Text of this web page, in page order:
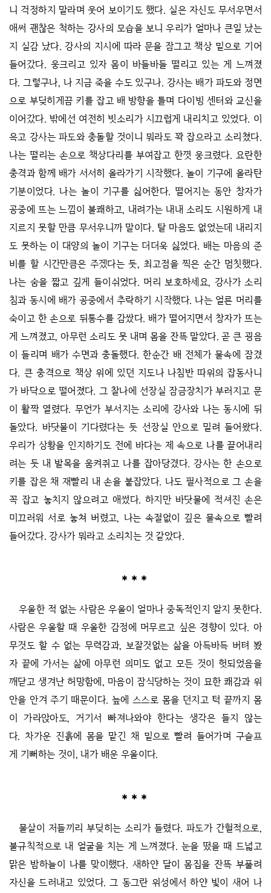
니 걱정하지 말라며 웃어 보이기도 했다. 실은 자신도 무서우면서
애써 괜찮은 척하는 강사의 모습을 보니 우리가 얼마나 큰일 났는
지 실감 났다. 강사의 지시에 따라 문을 잠그고 책상 밑으로 기어
들어갔다. 웅크리고 있자 몸이 바들바들 떨리고 있는 게 느껴졌
다. 그렇구나, 나 지금 죽을 수도 있구나. 강사는 배가 파도와 정면
으로 부딪히게끔 키를 잡고 배 방향을 틀며 다이빙 센터와 교신을
이어갔다. 밖에선 여전히 빗소리가 시끄럽게 내리치고 있었다. 이
윽고 강사는 파도와 충돌할 것이니 뭐라도 꽉 잡으라고 소리쳤다.
나는 떨리는 손으로 책상다리를 부여잡고 한껏 웅크렸다. 요란한
충격과 함께 배가 서서히 올라가기 시작했다. 놀이 기구에 올라탄
기분이었다. 나는 놀이 기구를 싫어한다. 떨어지는 동안 창자가
공중에 뜨는 느낌이 불쾌하고, 내려가는 내내 소리도 시원하게 내
지르지 못할 만큼 무서우니까 말이다. 탈 마음도 없었는데 내리지
도 못하는 이 대양의 놀이 기구는 더더욱 싫었다. 배는 마음의 준
비를 할 시간만큼은 주겠다는 듯, 최고점을 찍은 순간 멈칫했다.
나는 숨을 짧고 깊게 들이쉬었다. 머리 보호하세요, 강사가 소리
침과 동시에 배가 공중에서 추락하기 시작했다. 나는 얼른 머리를
숙이고 한 손으로 뒤통수를 감쌌다. 배가 떨어지면서 창자가 뜨는
게 느껴졌고, 아무런 소리도 못 내며 몸을 잔뜩 말았다. 곧 큰 굉음
이 들리며 배가 수면과 충돌했다. 한순간 배 전체가 물속에 잠겼
다. 큰 충격으로 책상 위에 있던 지도나 나침반 따위의 잡동사니
가 바닥으로 떨어졌다. 그 찰나에 선장실 잠금장치가 부러지고 문
이 활짝 열렸다. 무언가 부서지는 소리에 강사와 나는 동시에 뒤
돌았다. 바닷물이 기다렸다는 듯 선장실 안으로 밀려 들어왔다.
우리가 상황을 인지하기도 전에 바다는 제 속으로 나를 끌어내리
려는 듯 내 발목을 움켜쥐고 나를 잡아당겼다. 강사는 한 손으로
키를 잡은 채 재빨리 내 손을 붙잡았다. 나도 필사적으로 그 손을
꼭 잡고 놓치지 않으려고 애썼다. 하지만 바닷물에 적셔진 손은
미끄러워 서로 놓쳐 버렸고, 나는 속절없이 깊은 물속으로 빨려
들어갔다. 강사가 뭐라고 소리치는 것 같았다.
우울한 적 없는 사람은 우울이 얼마나 중독적인지 알지 못한다.
사람은 우울할 때 우울한 감정에 머무르고 싶은 경향이 있다. 아
무것도 할 수 없는 무력감과, 보잘것없는 삶을 아득바득 버텨 봤
자 끝에 가서는 삶에 아무런 의미도 없고 모든 것이 헛되었음을
깨닫고 생겨난 허망함에, 마음이 잠식당하는 것이 묘한 쾌감과 위
안을 안겨 주기 때문이다. 늪에 스스로 몸을 던지고 턱 끝까지 몸
이 가라앉아도, 거기서 빠져나와야 한다는 생각은 들지 않는
다. 차가운 진흙에 몸을 맡긴 채 밑으로 빨려 들어가며 구슬프
게 기뻐하는 것이, 내가 배운 우울이다.
물살이 저들끼리 부딪히는 소리가 들렸다. 파도가 간헐적으로,
불규칙적으로 내 얼굴을 치는 게 느껴졌다. 눈을 떴을 때 드넓고
맑은 밤하늘이 나를 맞이했다. 새하얀 달이 몸집을 잔뜩 부풀려
자신을 드러내고 있었다. 그 동그란 위성에서 하얀 빛이 새어 나